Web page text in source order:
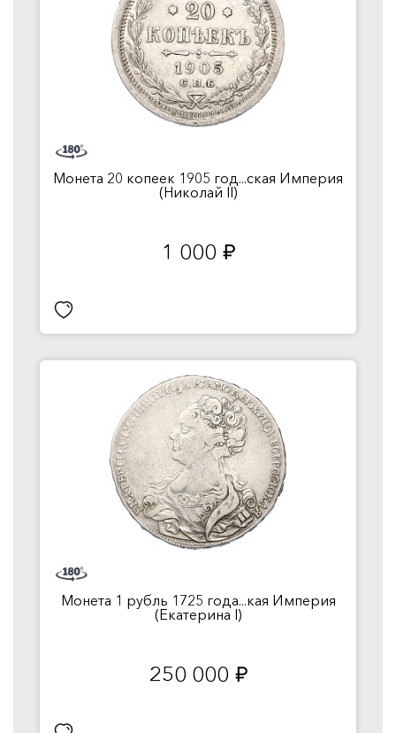
Монета 20 копеек 1905 год...ская Империя
(Николай II)
1 000 руб.
Монета 1 рубль 1725 года...кая Империя
(Екатерина I)
250 000 руб.